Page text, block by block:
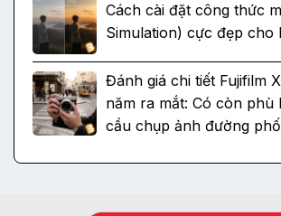
Cách cài đặt công thức
Simulation) cực đẹp cho
Đánh giá chi tiết Fujifilm
năm ra mắt: Có còn phù
cầu chụp ảnh đường